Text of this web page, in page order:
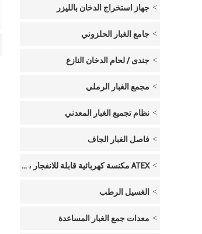
جهاز استخراج الدخان بالليزر
جامع الغبار الحلزوني
جندى / لحام الدخان النازع
مجمع الغبار الرملي
نظام تجميع الغبار المعدني
فاصل الغبار الجاف
ATEX مكنسة كهربائية قابلة للانفجار ، تعمل بالهواء المضغوط
الغسيل الرطب
معدات جمع الغبار المساعدة